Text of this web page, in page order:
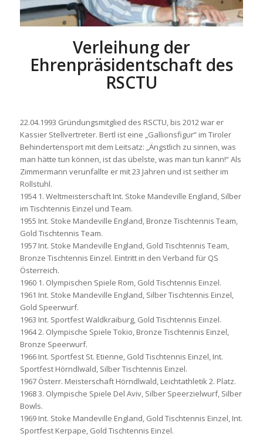
Verleihung der
Ehrenpräsidentschaft des
RSCTU
22.04.1993 Gründungsmitglied des RSCTU, bis 2012 war er
Kassier Stellvertreter. Bertl ist eine „Gallionsfigur“ im Tiroler
Behindertensport mit dem Leitsatz: „Ängstlich zu sinnen, was
man hätte tun können, ist das übelste, was man tun kann!“ Als
Zimmermann verunfallte er mit 23 Jahren und ist seither im
Rollstuhl.
1954 1. Weltmeisterschaft Int. Stoke Mandeville England, Silber
im Tischtennis Einzel und Team.
1955 Int. Stoke Mandeville England, Bronze Tischtennis Team,
Gold Tischtennis Team.
1957 Int. Stoke Mandeville England, Gold Tischtennis Team,
Bronze Tischtennis Einzel. Eintritt in den Verband für QS
Österreich.
1960 1. Olympischen Spiele Rom, Gold Tischtennis Einzel.
1961 Int. Stoke Mandeville England, Silber Tischtennis Einzel,
Gold Speerwurf.
1963 Int. Sportfest Waldkraiburg, Gold Tischtennis Einzel.
1964 2. Olympische Spiele Tokio, Bronze Tischtennis Einzel,
Bronze Speerwurf.
1966 Int. Sportfest St. Etienne, Gold Tischtennis Einzel, Int.
Sportfest Hörndlwald, Silber Tischtennis Einzel.
1967 Österr. Meisterschaft Hörndlwald, Leichtathletik 2. Platz.
1968 3. Olympische Spiele Del Aviv, Silber Speerzielwurf, Silber
Bowls.
1969 Int. Stoke Mandeville England, Gold Tischtennis Einzel, Int.
Sportfest Kerpape, Gold Tischtennis Einzel.